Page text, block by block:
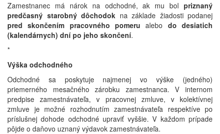
Zamestnanec má nárok na odchodné, ak mu bol priznaný
predčasný starobný dôchodok na základe žiadosti podanej
pred skončením pracovného pomeru alebo do desiatich
(kalendárnych) dní po jeho skončení.
*
Výška odchodného
Odchodné sa poskytuje najmenej vo výške (jedného)
priemerného mesačného zárobku zamestnanca. V internom
predpise zamestnávateľa, v pracovnej zmluve, v kolektívnej
zmluve je možné rozhodnutím zamestnávateľa respektíve po
príslušnej dohode odchodné upraviť vyššie. V každom prípade
pôjde o daňovo uznaný výdavok zamestnávateľa.